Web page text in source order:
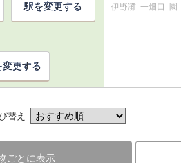
伊野灘 一畑口 園
駅を変更する
変更する
替え
ごとに表示